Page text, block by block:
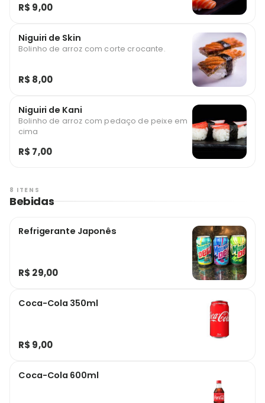
R$ 9,00
Niguiri de Skin
Bolinho de arroz com corte crocante.
R$ 8,00
Niguiri de Kani
Bolinho de arroz com pedaço de peixe em
cima
R$ 7,00
8 ITENS
Bebidas
Refrigerante Japonês
R$ 29,00
Coca-Cola 350ml
R$ 9,00
Coca-Cola 600ml